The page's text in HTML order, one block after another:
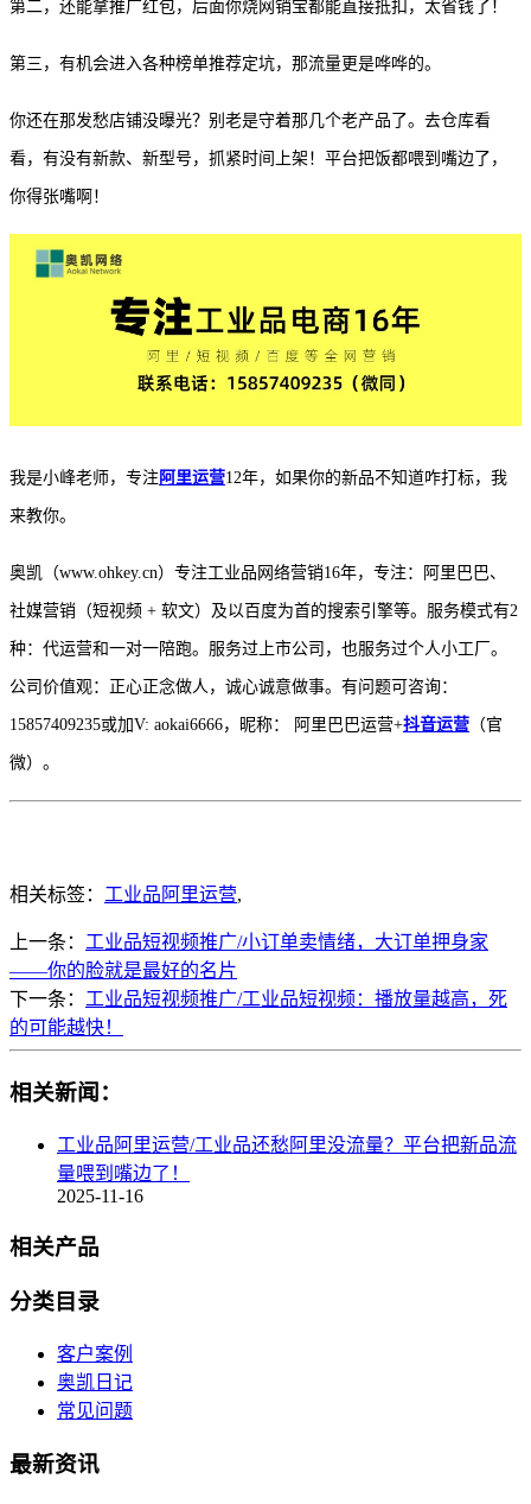
第二，还能拿推广红包，后面你烧网销宝都能直接抵扣，太省钱了！
第三，有机会进入各种榜单推荐定坑，那流量更是哗哗的。
你还在那发愁店铺没曝光？别老是守着那几个老产品了。去仓库看
看，有没有新款、新型号，抓紧时间上架！平台把饭都喂到嘴边了，
你得张嘴啊！
我是小峰老师，专注阿里运营12年，如果你的新品不知道咋打标，我
来教你。
奥凯（www.ohkey.cn）专注工业品网络营销16年，专注：阿里巴巴、
社媒营销（短视频 + 软文）及以百度为首的搜索引擎等。服务模式有2
种：代运营和一对一陪跑。服务过上市公司，也服务过个人小工厂。
公司价值观：正心正念做人，诚心诚意做事。有问题可咨询：
15857409235或加V: aokai6666，昵称： 阿里巴巴运营+抖音运营 （官
微）。
相关标签： 工业品阿里运营,
上一条： 工业品短视频推广/小订单卖情绪，大订单押身家
——你的脸就是最好的名片
下一条： 工业品短视频推广/工业品短视频：播放量越高，死
的可能越快！
相关新闻：
工业品阿里运营/工业品还愁阿里没流量？平台把新品流
量喂到嘴边了！
2025-11-16
相关产品
分类目录
客户案例
奥凯日记
常见问题
最新资讯